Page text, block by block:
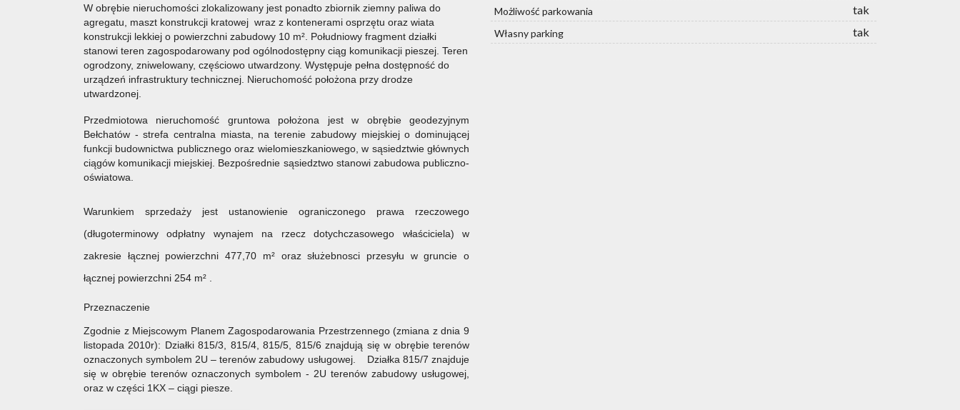
W obrębie nieruchomości zlokalizowany jest ponadto zbiornik ziemny paliwa do
agregatu, maszt konstrukcji kratowej wraz z kontenerami osprzętu oraz wiata
konstrukcji lekkiej o powierzchni zabudowy 10 m². Południowy fragment działki
stanowi teren zagospodarowany pod ogólnodostępny ciąg komunikacji pieszej. Teren
ogrodzony, zniwelowany, częściowo utwardzony. Występuje pełna dostępność do
urządzeń infrastruktury technicznej. Nieruchomość położona przy drodze
utwardzonej.
Przedmiotowa nieruchomość gruntowa położona jest w obrębie geodezyjnym
Bełchatów - strefa centralna miasta, na terenie zabudowy miejskiej o dominującej
funkcji budownictwa publicznego oraz wielomieszkaniowego, w sąsiedztwie głównych
ciągów komunikacji miejskiej. Bezpośrednie sąsiedztwo stanowi zabudowa publiczno-
oświatowa.
Warunkiem sprzedaży jest ustanowienie ograniczonego prawa rzeczowego
(długoterminowy odpłatny wynajem na rzecz dotychczasowego właściciela) w
zakresie łącznej powierzchni 477,70 m² oraz służebnosci przesyłu w gruncie o
łącznej powierzchni 254 m² .
Przeznaczenie
Zgodnie z Miejscowym Planem Zagospodarowania Przestrzennego (zmiana z dnia 9
listopada 2010r): Działki 815/3, 815/4, 815/5, 815/6 znajdują się w obrębie terenów
oznaczonych symbolem 2U – terenów zabudowy usługowej. Działka 815/7 znajduje
się w obrębie terenów oznaczonych symbolem - 2U terenów zabudowy usługowej,
oraz w części 1KX – ciągi piesze.
Możliwość parkowania tak
Własny parking tak